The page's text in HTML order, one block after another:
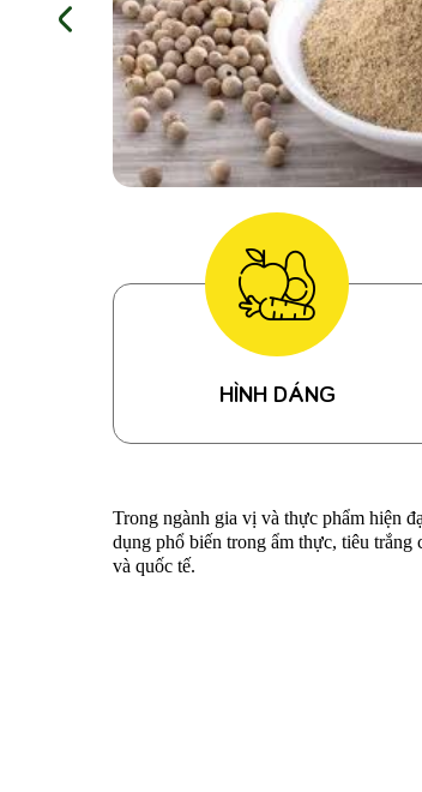
HÌNH DÁNG
Trong ngành gia vị và thực phẩm hiện
dụng phổ biến trong ẩm thực, tiêu
và quốc tế.